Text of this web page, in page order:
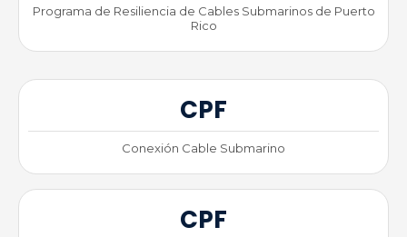
Programa de Resiliencia de Cables Submarinos de Puerto
Rico
CPF
Conexión Cable Submarino
CPF